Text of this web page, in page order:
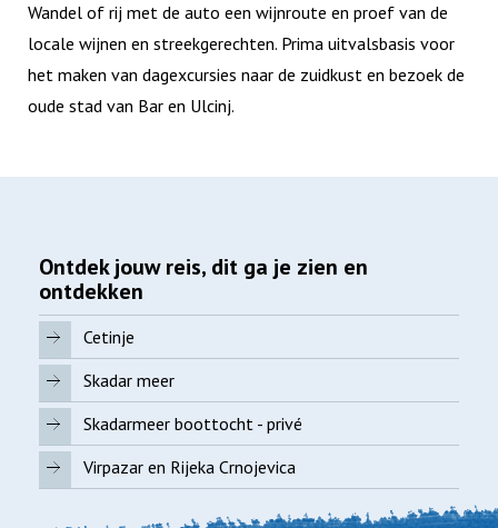
Wandel of rij met de auto een wijnroute en proef van de
locale wijnen en streekgerechten. Prima uitvalsbasis voor
het maken van dagexcursies naar de zuidkust en bezoek de
oude stad van Bar en Ulcinj.
Ontdek jouw reis, dit ga je zien en
ontdekken
Cetinje
Skadar meer
Skadarmeer boottocht - privé
Virpazar en Rijeka Crnojevica